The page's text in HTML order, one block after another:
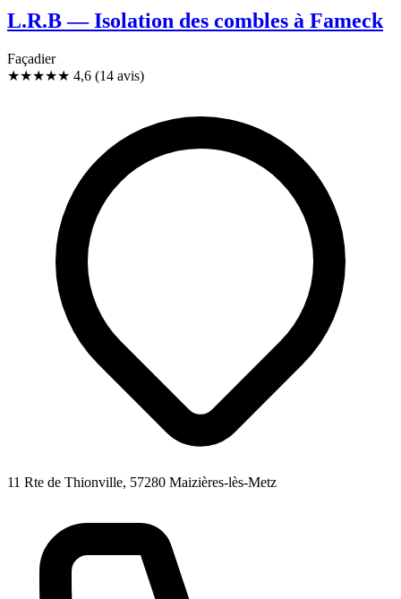
L.R.B — Isolation des combles à Fameck
Façadier
★★★★★ 4,6 (14 avis)
11 Rte de Thionville, 57280 Maizières-lès-Metz